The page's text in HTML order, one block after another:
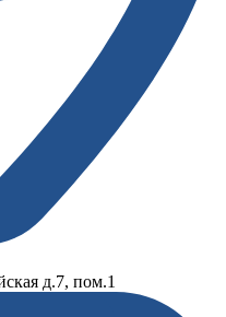
д.7, пом.1